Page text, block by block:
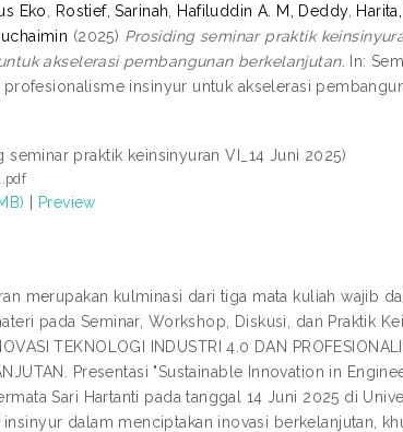
Eko Rostief, Sarinah Hafiluddin A. M, Deddy,
(2025) Prosiding seminar praktik
akselerasi pembangunan berkelanjutan. In:
insinyur untuk akselerasi
seminar praktik keinsinyuran VI_14 Juni 2025)
| Preview
merupakan kulminasi dari tiga mata kuliah wajib
pada Seminar, Workshop, Diskusi, dan Praktik
TEKNOLOGI INDUSTRI 4.0 DAN
Presentasi "Sustainable Innovation in
Sari Hartanti pada tanggal 14 Juni 2025 di
dalam menciptakan inovasi berkelanjutan,